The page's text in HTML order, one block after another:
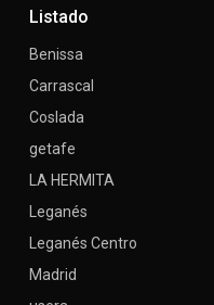
Listado
Benissa
Carrascal
Coslada
getafe
LA HERMITA
Leganés
Leganés Centro
Madrid